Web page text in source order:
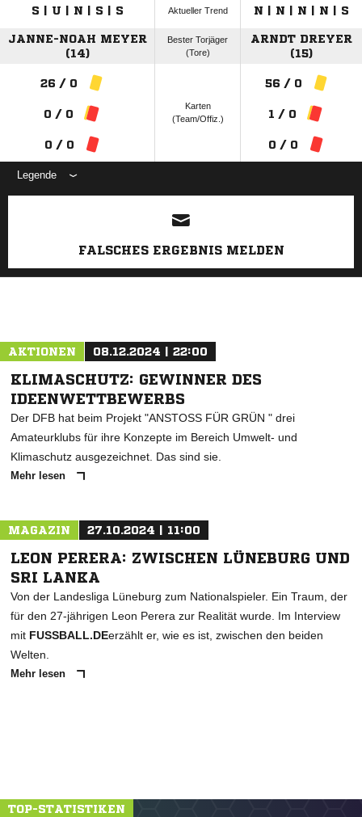
S | U | N | S | S Aktueller Trend N | N | N | N | S
JANNE-NOAH MEYER
(14)
Bester Torjäger
(Tore)
ARNDT DREYER
(15)
26 / 0
0 / 0
0 / 0
Karten
(Team/Offiz.)
56 / 0
1 / 0
0 / 0
Legende
ANZEIGE
FALSCHES ERGEBNIS MELDEN
AKTIONEN 08.12.2024 | 22:00
KLIMASCHUTZ: GEWINNER DES
IDEENWETTBEWERBS
Der DFB hat beim Projekt "ANSTOSS FÜR GRÜN " drei
Amateurklubs für ihre Konzepte im Bereich Umwelt- und
Klimaschutz ausgezeichnet. Das sind sie.
Mehr lesen
MAGAZIN 27.10.2024 | 11:00
LEON PERERA: ZWISCHEN LÜNEBURG UND
SRI LANKA
Von der Landesliga Lüneburg zum Nationalspieler. Ein Traum, der
für den 27-jährigen Leon Perera zur Realität wurde. Im Interview
mit FUSSBALL.DEerzählt er, wie es ist, zwischen den beiden
Welten.
Mehr lesen
TOP-STATISTIKEN